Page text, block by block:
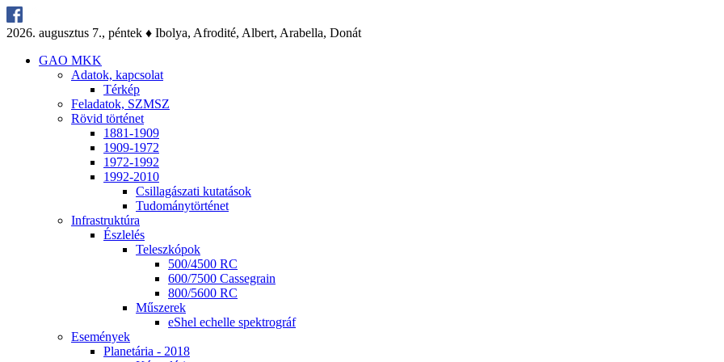
2026. au­gusz­tus 7., pén­tek ♦ Ibo­lya, Af­ro­di­té, Al­bert, Arab­el­la, Do­nát
GAO MKK
Ada­tok, kap­cso­lat
Tér­kép
Fel­ada­tok, SZMSZ
Rö­vid tör­té­net
1881-1909
1909-1972
1972-1992
1992-2010
Csil­la­gá­sza­ti ku­ta­tá­sok
Tu­do­mány­tör­té­net
Inf­ra­struk­tú­ra
Ész­le­lés
Te­lesz­kó­pok
500/4500 RC
600/7500 Cas­seg­ra­in
800/5600 RC
Mű­sze­rek
eS­hel echel­le spekt­ro­gráf
Ese­mé­nyek
Pla­ne­tá­ria - 2018